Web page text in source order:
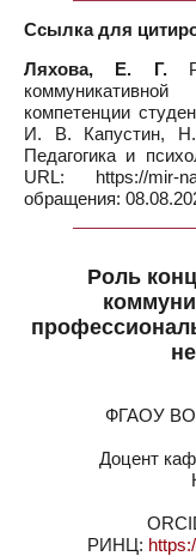
Ссылка для
Ляхова, Е. Г.
компетенции
И. В. Капустин,
Педагогика и
URL: https://mir-
обращения:
Роль
ФГАОУ ВО
Доцент
РИНЦ: